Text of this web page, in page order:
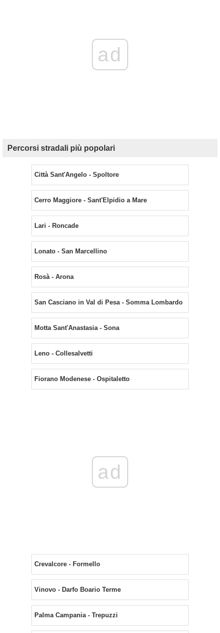
ad
Percorsi stradali più popolari
Città Sant'Angelo - Spoltore
Cerro Maggiore - Sant'Elpidio a Mare
Lari - Roncade
Lonato - San Marcellino
Rosà - Arona
San Casciano in Val di Pesa - Somma Lombardo
Motta Sant'Anastasia - Sona
Leno - Collesalvetti
Fiorano Modenese - Ospitaletto
ad
Crevalcore - Formello
Vinovo - Darfo Boario Terme
Palma Campania - Trepuzzi